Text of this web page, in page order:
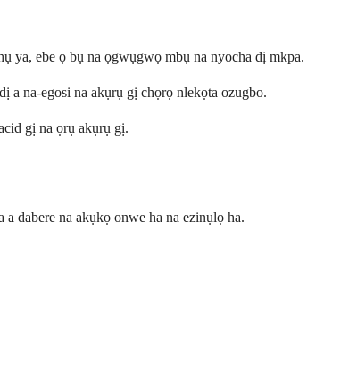
ya, ebe ọ bụ na ọgwụgwọ mbụ na nyocha dị mkpa.
a na-egosi na akụrụ gị chọrọ nlekọta ozugbo.
gị na ọrụ akụrụ gị.
dabere na akụkọ onwe ha na ezinụlọ ha.